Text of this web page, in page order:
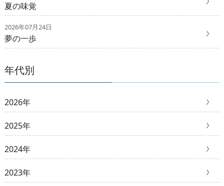
夏の味覚
2026年07月24日
夢の一歩
年代別
2026年
2025年
2024年
2023年